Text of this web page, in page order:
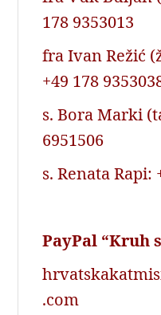
178 9353013
fra Ivan Režić
+49 178
s. Bora Marki
6951506
s. Renata Rapi:
PayPal “Kruh
.com